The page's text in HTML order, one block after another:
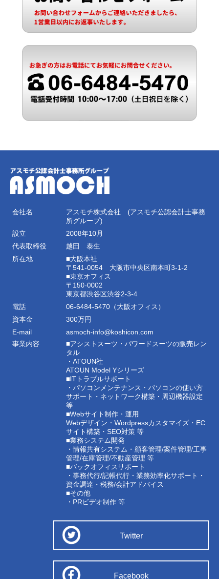
会社名
アスモチ株式会社 (アスモチ公認会計士事務
所グループ)
設立
2008年10月
代表取締役
越田 泰生
所在地
■大阪本社
〒541-0054 大阪市中央区南本町3-1-2
■東京オフィス
〒150-0002
東京都渋谷区渋谷2-3-4
電話
06-6484-5470（大阪オフィス）
資本金
300万円
E-mail
asmoch-info@koshicon.com
事業内容
■アシストスーツ・パワードスーツの販売レン
タル
・ATOUN社
ATOUN Model Yシリーズ
■ITトラブルサポート
・パソコンメンテナンス・パソコンの使い方
サポート・ネットワーク構築・周辺機器設定
等
■Webサイト制作・運用
Webデザイン・Wordpressカスタマイズ・EC
サイト構築・SEO対策 等
■業務システム開発
・情報共有システム・顧客管理/案件管理/工事
管理/在庫管理/不動産管理 等
■バックオフィスサポート
・事務代行/記帳代行・業務効率化サポート・
資金調達・税務/会計アドバイス
■その他
・PRビデオ制作 等
Twitter
Facebook